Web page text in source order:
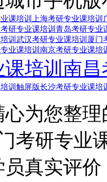
课培训 上海考研专业课培训
研专业课培训 青岛考研专业
训 武汉考研专业课培训 厦门
业课培训 南京考研专业课培
培训 南昌
训触屏版长沙考研专业课培
心为您整
考研专业
真实评